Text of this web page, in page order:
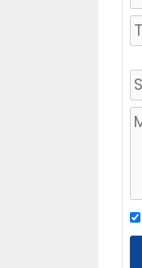
e
u
e
z
l